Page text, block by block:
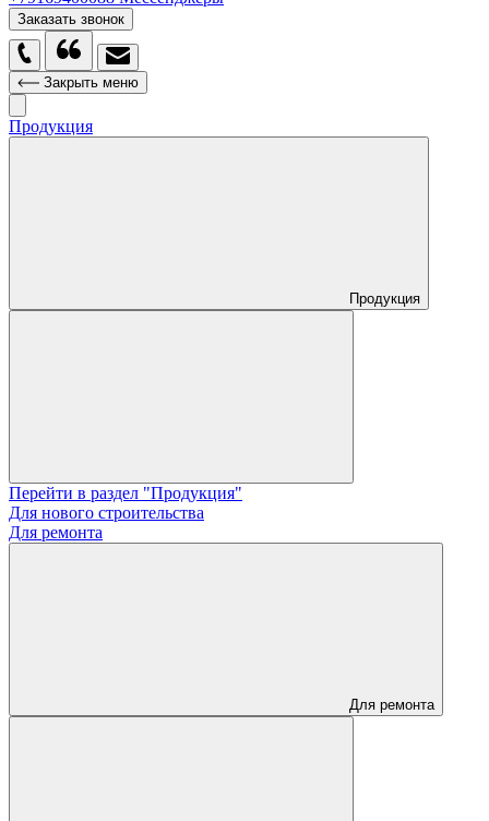
Заказать звонок
Закрыть меню
Продукция
Продукция
Перейти в раздел "Продукция"
Для нового строительства
Для ремонта
Для ремонта